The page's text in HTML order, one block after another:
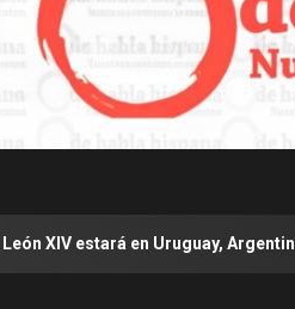
Argentina y Perú en noviembre